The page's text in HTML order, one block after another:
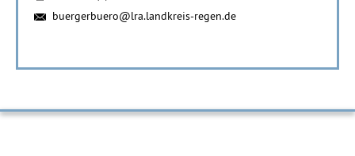
buergerbuero@lra.landkreis-regen.de